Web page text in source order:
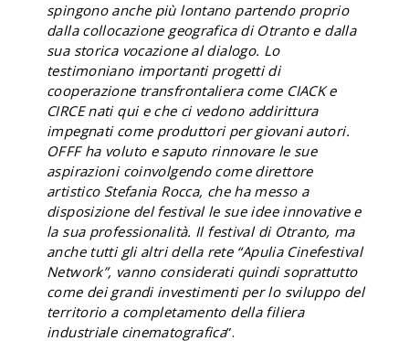
spingono anche più lontano partendo proprio
dalla collocazione geografica di Otranto e dalla
sua storica vocazione al dialogo. Lo
testimoniano importanti progetti di
cooperazione transfrontaliera come CIACK e
CIRCE nati qui e che ci vedono addirittura
impegnati come produttori per giovani autori.
OFFF ha voluto e saputo rinnovare le sue
aspirazioni coinvolgendo come direttore
artistico Stefania Rocca, che ha messo a
disposizione del festival le sue idee innovative e
la sua professionalità. Il festival di Otranto, ma
anche tutti gli altri della rete “Apulia Cinefestival
Network”, vanno considerati quindi soprattutto
come dei grandi investimenti per lo sviluppo del
territorio a completamento della filiera
industriale cinematografica”.